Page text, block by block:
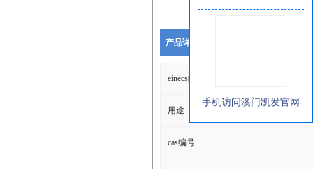
产品详细说明
einecs编号
用途
cas编号
手机访问澳门凯发官网